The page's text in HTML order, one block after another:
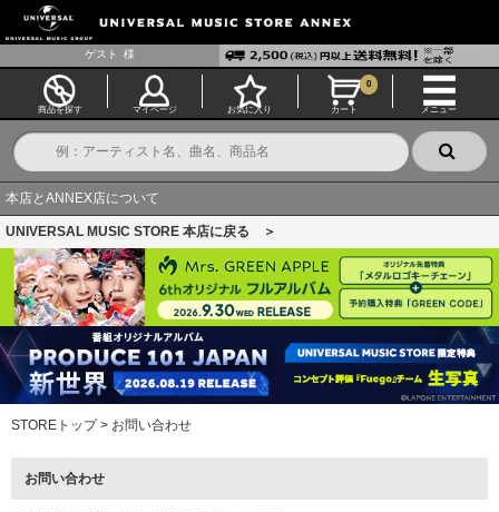
ゲスト 様
商品を探す マイページ お気に入り カート
0
メニュー
本店とANNEX店について
UNIVERSAL MUSIC STORE 本店に戻る ＞
STOREトップ> お問い合わせ
お問い合わせ